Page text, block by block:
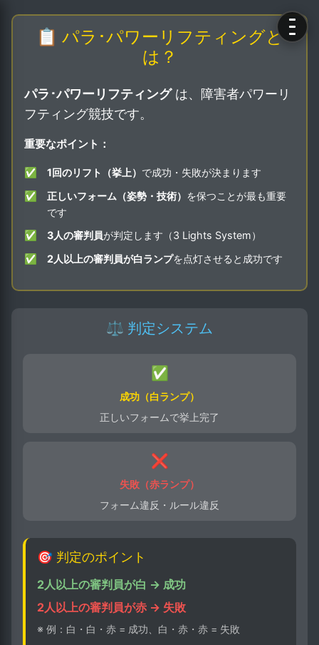
📋 パラ･パワーリフティングと
は？
パラ･パワーリフティングは、障害者パワーリ
フティング競技です。
重要なポイント：
✅ 1回のリフト（挙上） で成功・失敗が決まります
✅
正しいフォーム（姿勢・技術） を保つことが最も重要
です
✅
3人の審判員が判定します（3 Lights System）
✅
2人以上の審判員が白ランプを点灯させると成功です
⚖️ 判定システム
✅
成功（白ランプ）
正しいフォームで挙上完了
❌
失敗（赤ランプ）
フォーム違反・ルール違反
🎯 判定のポイント
2人以上の審判員が白 → 成功
2人以上の審判員が赤 → 失敗
※ 例：白・白・赤 = 成功、白・赤・赤 = 失敗